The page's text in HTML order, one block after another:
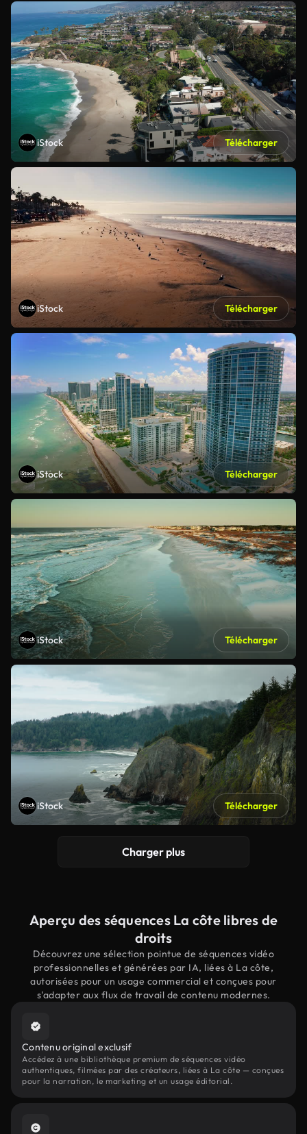
iStock Télécharger
iStock Télécharger
iStock Télécharger
iStock Télécharger
iStock Télécharger
Charger plus
Aperçu des séquences La côte libres de
droits
Découvrez une sélection pointue de séquences vidéo
professionnelles et générées par IA, liées à La côte,
autorisées pour un usage commercial et conçues pour
s'adapter aux flux de travail de contenu modernes.
Contenu original exclusif
Accédez à une bibliothèque premium de séquences vidéo
authentiques, filmées par des créateurs, liées à La côte — conçues
pour la narration, le marketing et un usage éditorial.